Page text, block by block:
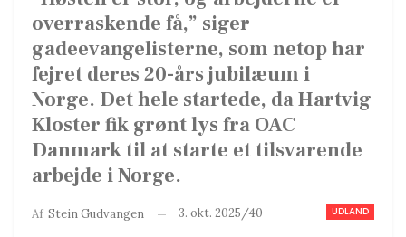
overraskende få,” siger
gadeevangelisterne, som netop har
fejret deres 20-års jubilæum i
Norge. Det hele startede, da Hartvig
Kloster fik grønt lys fra OAC
Danmark til at starte et tilsvarende
arbejde i Norge.
UDLAND
Af Stein Gudvangen 3. okt. 2025/40